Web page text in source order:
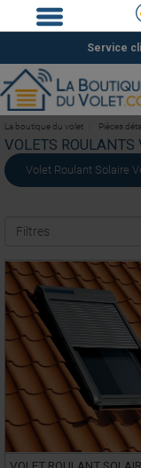
Service
VOLETS ROULANTS
Volet Roulant Solaire
Filtres
VOLET ROULANT
La boutique du volet Pièces